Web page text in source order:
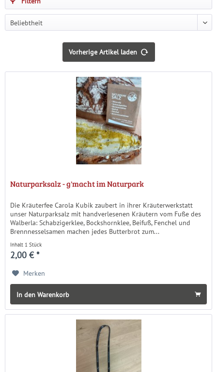
Vorherige Artikel laden
Naturparksalz - g'macht im Naturpark
Die Kräuterfee Carola Kubik zaubert in ihrer Kräuterwerkstatt
unser Naturparksalz mit handverlesenen Kräutern vom Fuße des
Walberla: Schabzigerklee, Bockshornklee, Beifuß, Fenchel und
Brennnesselsamen machen jedes Butterbrot zum...
Inhalt 1 Stück
2,00 € *
Merken
In den Warenkorb